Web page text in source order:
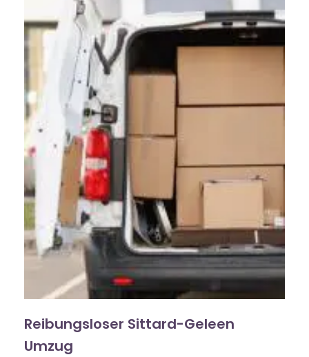
Reibungsloser Sittard-Geleen
Umzug